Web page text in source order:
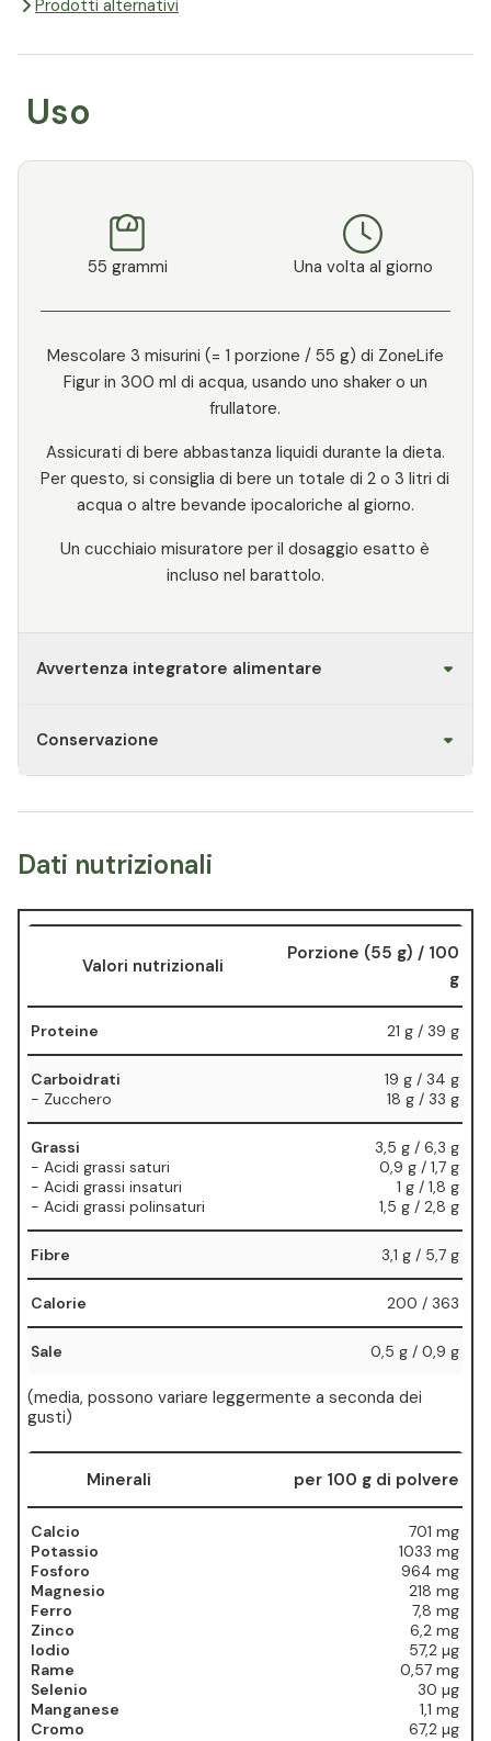
Prodotti alternativi
Uso
55 grammi Una volta al giorno
Mescolare 3 misurini (= 1 porzione / 55 g) di ZoneLife
Figur in 300 ml di acqua, usando uno shaker o un
frullatore.
Assicurati di bere abbastanza liquidi durante la dieta.
Per questo, si consiglia di bere un totale di 2 o 3 litri di
acqua o altre bevande ipocaloriche al giorno.
Un cucchiaio misuratore per il dosaggio esatto è
incluso nel barattolo.
Avvertenza integratore alimentare
Conservazione
Dati nutrizionali
Valori nutrizionali
Porzione (55 g) / 100
g
Proteine 21 g / 39 g
Carboidrati
- Zucchero
19 g / 34 g
18 g / 33 g
Grassi
- Acidi grassi saturi
- Acidi grassi insaturi
- Acidi grassi polinsaturi
3,5 g / 6,3 g
0,9 g / 1,7 g
1 g / 1,8 g
1,5 g / 2,8 g
Fibre 3,1 g / 5,7 g
Calorie 200 / 363
Sale 0,5 g / 0,9 g
⁠(media, possono variare leggermente a seconda dei
gusti)
Minerali per 100 g di polvere
Calcio
Potassio
Fosforo
Magnesio
Ferro
Zinco
Iodio
Rame
Selenio
Manganese
Cromo
701 mg
1033 mg
964 mg
218 mg
7,8 mg
6,2 mg
57,2 µg
0,57 mg
30 µg
1,1 mg
67,2 µg